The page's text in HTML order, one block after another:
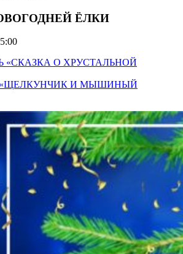
ЁЛКИ
«СКАЗКА О ХРУСТАЛЬНОЙ
«ЩЕЛКУНЧИК И МЫШИНЫЙ